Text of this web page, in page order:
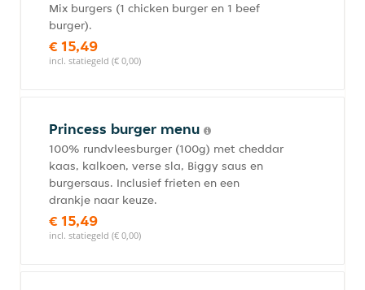
Mix burgers (1 chicken burger en 1 beef
burger).
€ 15,49
incl. statiegeld (€ 0,00)
Princess burger menu
100% rundvleesburger (100g) met cheddar
kaas, kalkoen, verse sla, Biggy saus en
burgersaus. Inclusief frieten en een
drankje naar keuze.
€ 15,49
incl. statiegeld (€ 0,00)